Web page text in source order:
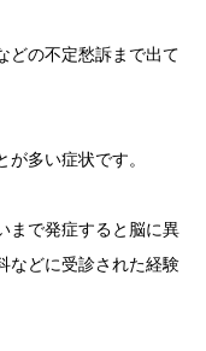
どの不定愁訴まで出て
多い症状です。
まで発症すると脳に異
などに受診された経験